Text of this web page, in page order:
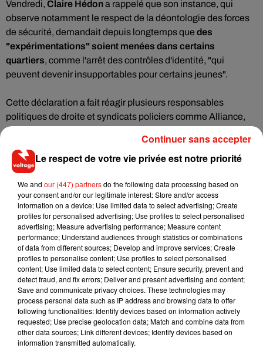
Vendredi, Claire Hédona rappelé que son instance, qui
observe notamment le respect de la déontologie des forces
de sécurité, demandait depuis longtemps que des
"expérimentations" soient menées dans certains
quartiers, comme l'arrêt des contrôles d'identité, "qui
peuvent devenir insupportables pour certains jeunes".
Cette déclaration a fait réagir plusieurs responsables
politiques de droite et syndicats policiers comme Alliance,
qui l'a accusée de vouloir créer "des zones de non-droit".
Mais aussi, en creux, le ministre de l'Intérieur Gérald
Darmanin qui a déclaré lundi à Poissy (Yvelines) que "tous
les policiers sont partout chez eux dans la République".
"Je n'ai jamais souhaité mettre fin aux contrôles d'identité"
ou remettre en cause la présence de la police dans les
quartiers sensibles, s'est défendue Mme Hédon mardi sur
Europe 1.
(Avec AFP)
Musique
Le respect de votre vie privée est notre priorité
We and our (447) partnersdo the following data processing based on
your consent and/or our legitimate interest: Store and/or access
information on a device; Use limited data to select advertising; Create
profiles for personalised advertising; Use profiles to select personalised
advertising; Measure advertising performance; Measure content
performance; Understand audiences through statistics or combinations
of data from different sources; Develop and improve services; Create
profiles to personalise content; Use profiles to select personalised
content; Use limited data to select content; Ensure security, prevent and
detect fraud, and fix errors; Deliver and present advertising and content;
Save and communicate privacy choices. These technologies may
process personal data such as IP address and browsing data to offer
following functionalities: Identify devices based on information actively
requested; Use precise geolocation data; Match and combine data from
other data sources; Link different devices; Identify devices based on
information transmitted automatically.
Continuer sans accepter